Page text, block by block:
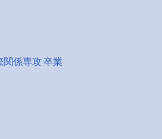
関係専攻 卒業